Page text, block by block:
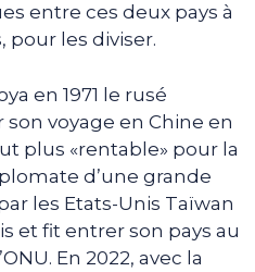
entre ces deux pays à
pour les diviser.
en 1971 le rusé
voyage en Chine en
plus «rentable» pour la
d’une grande
les Etats-Unis Taïwan
et fit entrer son pays au
En 2022, avec la